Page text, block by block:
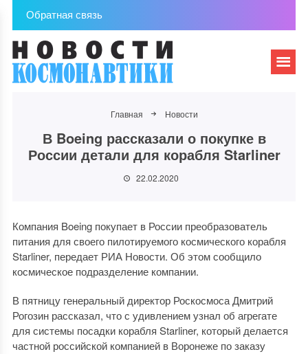
Обратная связь
Главная Новости
В Boeing рассказали о покупке в
России детали для корабля Starliner
22.02.2020
Компания Boeing покупает в России преобразователь
питания для своего пилотируемого космического корабля
Starliner, передает РИА Новости. Об этом сообщило
космическое подразделение компании.
В пятницу генеральный директор Роскосмоса Дмитрий
Рогозин рассказал, что с удивлением узнал об агрегате
для системы посадки корабля Starliner, который делается
частной российской компанией в Воронеже по заказу